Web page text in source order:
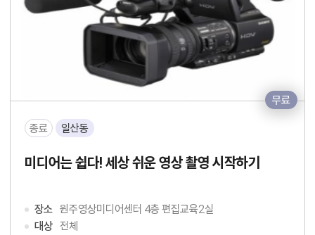
종료 일산동
무료
미디어는 쉽다! 세상 쉬운 영상 촬영 시작하기
장소 원주영상미디어센터 4층 편집교육2실
대상 전체